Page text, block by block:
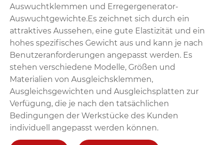
Auswuchtklemmen und Erregergenerator-
Auswuchtgewichte.​ Es zeichnet sich durch ein
attraktives Aussehen, eine gute Elastizität und ein
hohes spezifisches Gewicht aus und kann je nach
Benutzeranforderungen angepasst werden. Es
stehen verschiedene Modelle, Größen und
Materialien von Ausgleichsklemmen,
Ausgleichsgewichten und Ausgleichsplatten zur
Verfügung, die je nach den tatsächlichen
Bedingungen der Werkstücke des Kunden
individuell angepasst werden können.